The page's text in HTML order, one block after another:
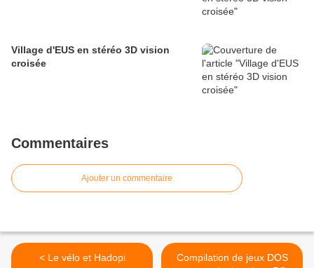
Village d'EUS en stéréo 3D vision
croisée
Commentaires
Ajouter un commentaire
< Le vélo et Hadopi
Compilation de jeux DOS